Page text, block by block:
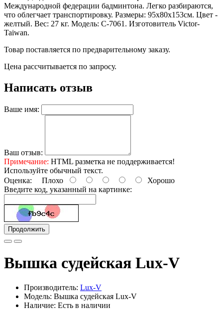
Международной федерации бадминтона. Легко разбираются,
что облегчает транспортировку. Размеры: 95х80х153см. Цвет -
желтый. Вес: 27 кг. Модель: C-7061. Изготовитель Victor-
Taiwan.
Товар поставляется по предварительному заказу.
Цена рассчитывается по запросу.
Написать отзыв
Ваше имя:
Ваш отзыв:
Примечание: HTML разметка не поддерживается!
Используйте обычный текст.
Оценка: Плохо
Хорошо
Введите код, указанный на картинке:
Продолжить
Вышка судейская Lux-V
Производитель: Lux-V
Модель: Вышка судейская Lux-V
Наличие: Есть в наличии